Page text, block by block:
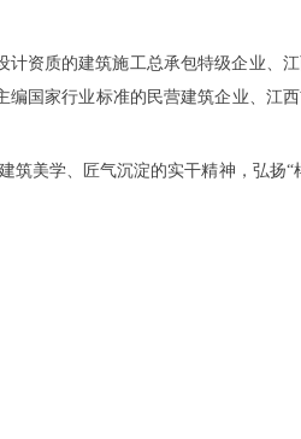
资质的建筑施工总承包特级企业、
国家行业标准的民营建筑企业、江
筑美学、匠气沉淀的实干精神，弘扬“